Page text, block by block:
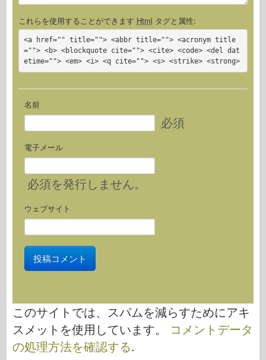
これらを使用することができます Html タグと属性:
<a href="" title=""> <abbr title=""> <acronym title
=""> <b> <blockquote cite=""> <cite> <code> <del dat
etime=""> <em> <i> <q cite=""> <s> <strike> <strong>
名前
必須
電子メール
必須を発行しません。
ウェブサイト
このサイトでは、スパムを減らすためにアキ
スメットを使用しています。
コメントデータ
の処理方法を確認する.